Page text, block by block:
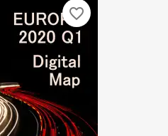
favorite_border